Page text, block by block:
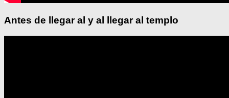
Antes de llegar al y al llegar al templo